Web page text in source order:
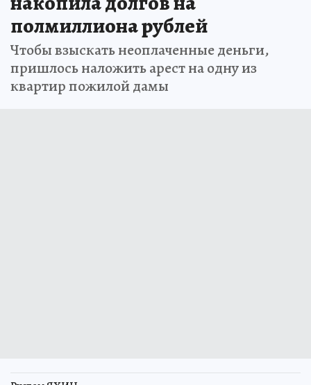
полмиллиона рублей
Чтобы взыскать неоплаченные деньги,
пришлось наложить арест на одну из
квартир пожилой дамы